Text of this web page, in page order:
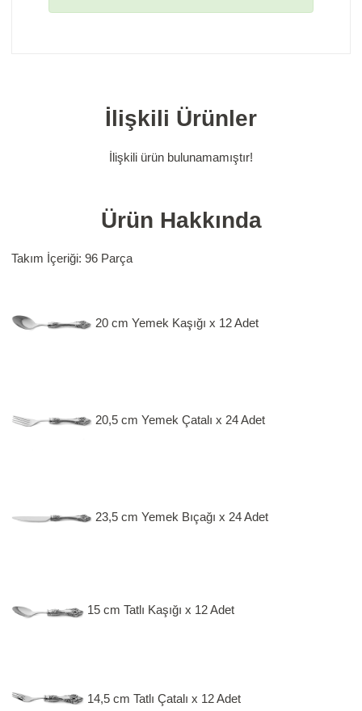
İlişkili Ürünler
İlişkili ürün bulunamamıştır!
Ürün Hakkında
Takım İçeriği: 96 Parça
20 cm Yemek Kaşığı x 12 Adet
20,5 cm Yemek Çatalı x 24 Adet
23,5 cm Yemek Bıçağı x 24 Adet
15 cm Tatlı Kaşığı x 12 Adet
14,5 cm Tatlı Çatalı x 12 Adet